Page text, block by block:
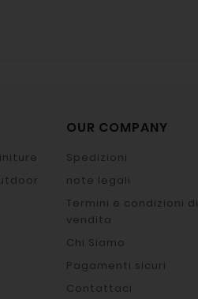
OUR COMPANY
Spedizioni
note legali
Termini e condizioni di
vendita
Chi Siamo
Pagamenti sicuri
Contattaci